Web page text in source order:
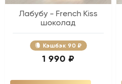
Лабубу - French Kiss
шоколад
Кэшбэк 90 ₽
1 990 ₽